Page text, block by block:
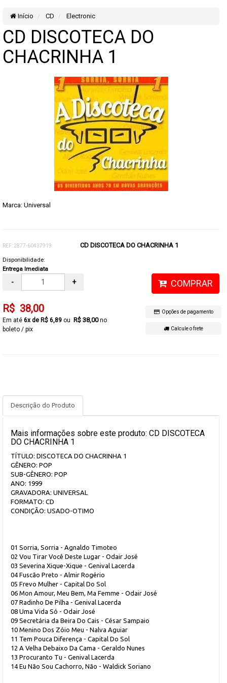
Início CD Electronic
CD DISCOTECA DO
CHACRINHA 1
Marca: Universal
REF: 2877-60437919 CD DISCOTECA DO CHACRINHA 1
Disponibilidade:
Entrega Imediata
- + COMPRAR
R$ 38,00
6x de R$ 6,89 R$ 38,00no
boleto / pix
Opções de pagamento
Calcule o frete
Descrição do Produto
Mais informações sobre este produto: CD DISCOTECA
DO CHACRINHA 1
TÍTULO: DISCOTECA DO CHACRINHA 1
GÊNERO: POP
SUB-GÊNERO: POP
ANO: 1999
GRAVADORA: UNIVERSAL
FORMATO: CD
CONDIÇÃO: USADO-OTIMO
01 Sorria, Sorria - Agnaldo Timoteo
02 Vou Tirar Você Deste Lugar - Odair José
03 Severina Xique-Xique - Genival Lacerda
04 Fuscão Preto - Almir Rogério
05 Frevo Mulher - Capital Do Sol
06 Mon Amour, Meu Bem, Ma Femme - Odair José
07 Radinho De Pilha - Genival Lacerda
08 Uma Vida Só - Odair José
09 Secretária da Beira Do Cais - César Sampaio
10 Menino Dos Zóio Meu - Nalva Aguiar
11 Tem Pouca Diferença - Capital Do Sol
12 A Velha Debaixo Da Cama - Geraldo Nunes
13 Procuranto Tu - Genival Lacerda
14 Eu Não Sou Cachorro, Não - Waldick Soriano